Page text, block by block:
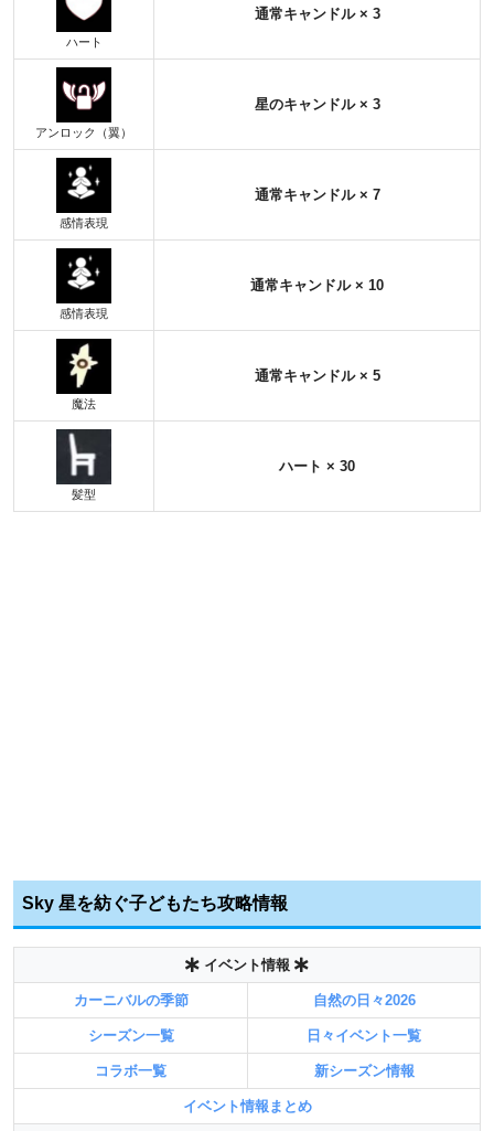
ハート
通常キャンドル × 3
アンロック（翼）
星のキャンドル × 3
感情表現
通常キャンドル × 7
感情表現
通常キャン ドル × 10
魔法
通常キャンドル × 5
髪型
ハート × 30
Sky 星を紡ぐ子どもたち攻略情報
イベント情報
カーニバルの季節 自然の日々2026
シーズン一覧 日々イベント一覧
コラボ一覧 新シーズン情報
イベント情報まとめ